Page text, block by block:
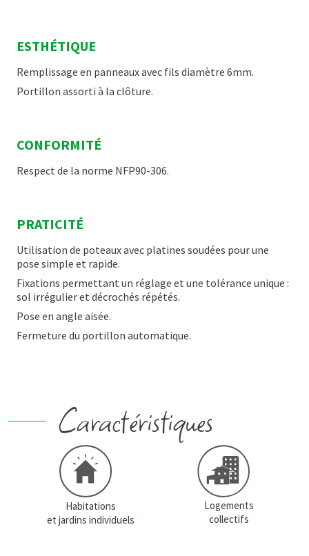
ESTHÉTIQUE
Remplissage en panneaux avec fils diamètre 6mm.
Portillon assorti à la clôture.
CONFORMITÉ
Respect de la norme NFP90-306.
PRATICITÉ
Utilisation de poteaux avec platines soudées pour une
pose simple et rapide.
Fixations permettant un réglage et une tolérance unique :
sol irrégulier et décrochés répétés.
Pose en angle aisée.
Fermeture du portillon automatique.
Caractéristiques
Habitations
et jardins individuels
Logements
collectifs